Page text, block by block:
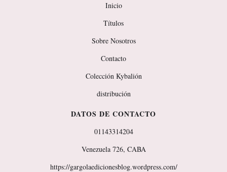
Inicio
Títulos
Sobre Nosotros
Contacto
Colección Kybalión
distribución
DATOS DE CONTACTO
01143314204
Venezuela 726, CABA
https://gargolaedicionesblog.wordpress.com/